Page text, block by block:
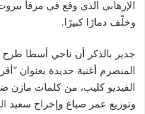
الإرهابي الذي وقع في مرفأ
وخلّف دمارًا كبيرًا.
جدير بالذكر أن ناجي أسطا
المنصرم أغنية جديدة بعنوان
الفيديو كليب، من كلمات
وتوزيع عمر صباغ وإخراج سعيد